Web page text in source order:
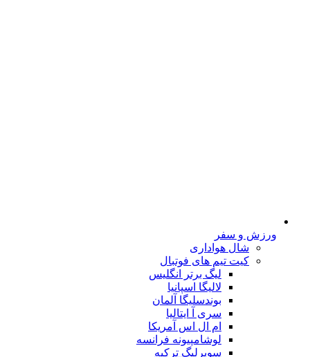
ورزش و سفر
شال هواداری
کیت تیم های فوتبال
لیگ برتر انگلیس
لالیگا اسپانیا
بوندسلیگا آلمان
سری آ ایتالیا
ام ال اس آمریکا
لوشامپیونه فرانسه
سوپرلیگ ترکیه